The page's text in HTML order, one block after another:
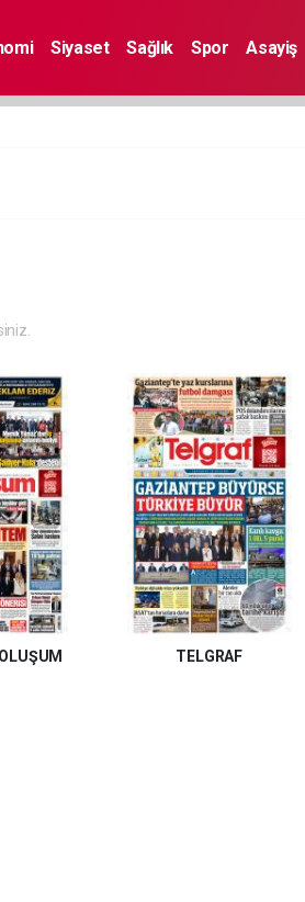
Siyaset Sağlık Spor Asayiş
TELGRAF